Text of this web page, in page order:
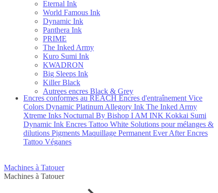
Eternal Ink
World Famous Ink
Dynamic Ink
Panthera Ink
PRIME
The Inked Army
Kuro Sumi Ink
KWADRON
Big Sleeps Ink
Killer Black
Autrees encres Black & Grey
Encres conformes au REACH Encres d'entraînement Vice
Colors Dynamic Platinum Allegory Ink The Inked Army
Xtreme Inks Nocturnal By Bishop I AM INK Kokkai Sumi
Dynamic Ink Encres Tattoo White Solutions pour mélanges &
dilutions Pigments Maquillage Permanent Ever AfterEncres
Tattoo Véganes
Machines à Tatouer
Machines à Tatouer